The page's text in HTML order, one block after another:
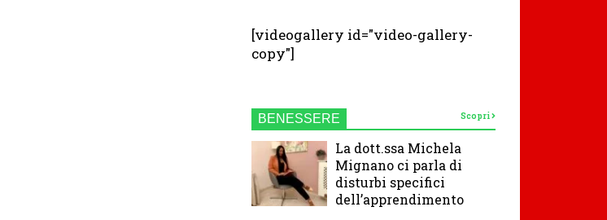
[videogallery id="video-gallery-
copy"]
BENESSERE Scopri
La dott.ssa Michela
Mignano ci parla di
disturbi specifici
dell’apprendimento